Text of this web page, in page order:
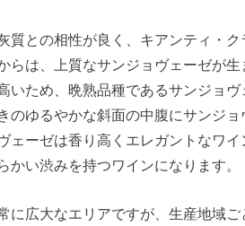
質との相性が良く、キアンティ・
らは、上質なサンジョヴェーゼが
いため、晩熟品種であるサンジョ
のゆるやかな斜面の中腹にサンジ
ェーゼは香り高くエレガントなワ
かい渋みを持つワインになります。
に広大なエリアですが、生産地域